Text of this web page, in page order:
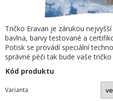
Tričko Eravan je zárukou
bavlna, barvy testované a
Potisk se provádí speciální
správné péči tak bude vaše
Kód produktu
Varianta